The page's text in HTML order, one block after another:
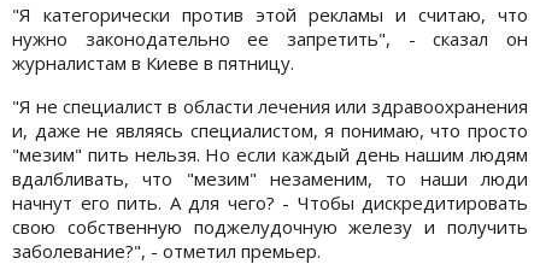
"Я категорически против этой рекламы и считаю, что
нужно законодательно ее запретить", - сказал он
журналистам в Киеве в пятницу.
"Я не специалист в области лечения или здравоохранения
и, даже не являясь специалистом, я понимаю, что просто
"мезим" пить нельзя. Но если каждый день нашим людям
вдалбливать, что "мезим" незаменим, то наши люди
начнут его пить. А для чего? - Чтобы дискредитировать
свою собственную поджелудочную железу и получить
заболевание?", - отметил премьер.